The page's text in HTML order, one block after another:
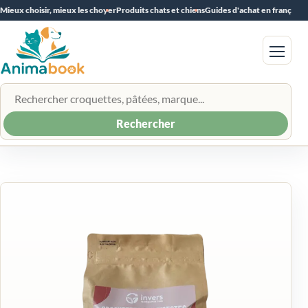
Mieux choisir, mieux les choyerProduits chats et chiensGuides d'achat en français
Rechercher un produit
Rechercher
Menu